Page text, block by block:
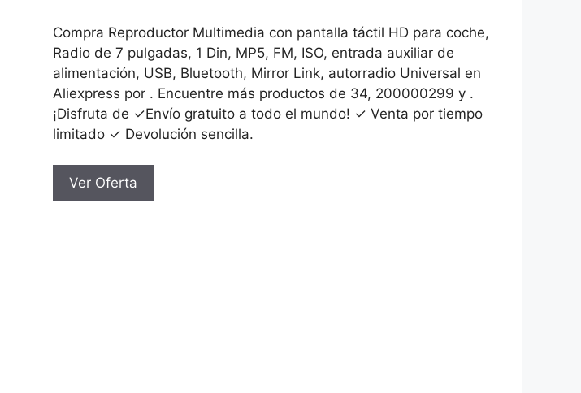
original
era:
77.35€.
actual
es:
36.87€.
Compra Reproductor Multimedia con pantalla táctil HD para coche,
Radio de 7 pulgadas, 1 Din, MP5, FM, ISO, entrada auxiliar de
alimentación, USB, Bluetooth, Mirror Link, autorradio Universal en
Aliexpress por . Encuentre más productos de 34, 200000299 y .
¡Disfruta de ✓Envío gratuito a todo el mundo! ✓ Venta por tiempo
limitado ✓ Devolución sencilla.
Ver Oferta